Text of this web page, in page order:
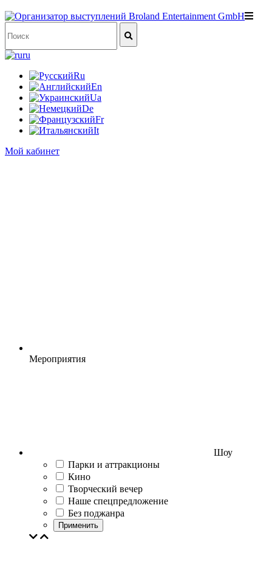
ru
Ru
En
Ua
De
Fr
It
Мой кабинет
Мероприятия
Шоу
Парки и аттракционы
Кино
Творческий вечер
Наше спецпредложение
Без поджанра
Применить